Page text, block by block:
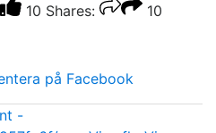
10 Shares:
10
på Facebook
-